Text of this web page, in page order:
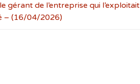
gérant de l’entreprise qui l’exploitait
– (16/04/2026)